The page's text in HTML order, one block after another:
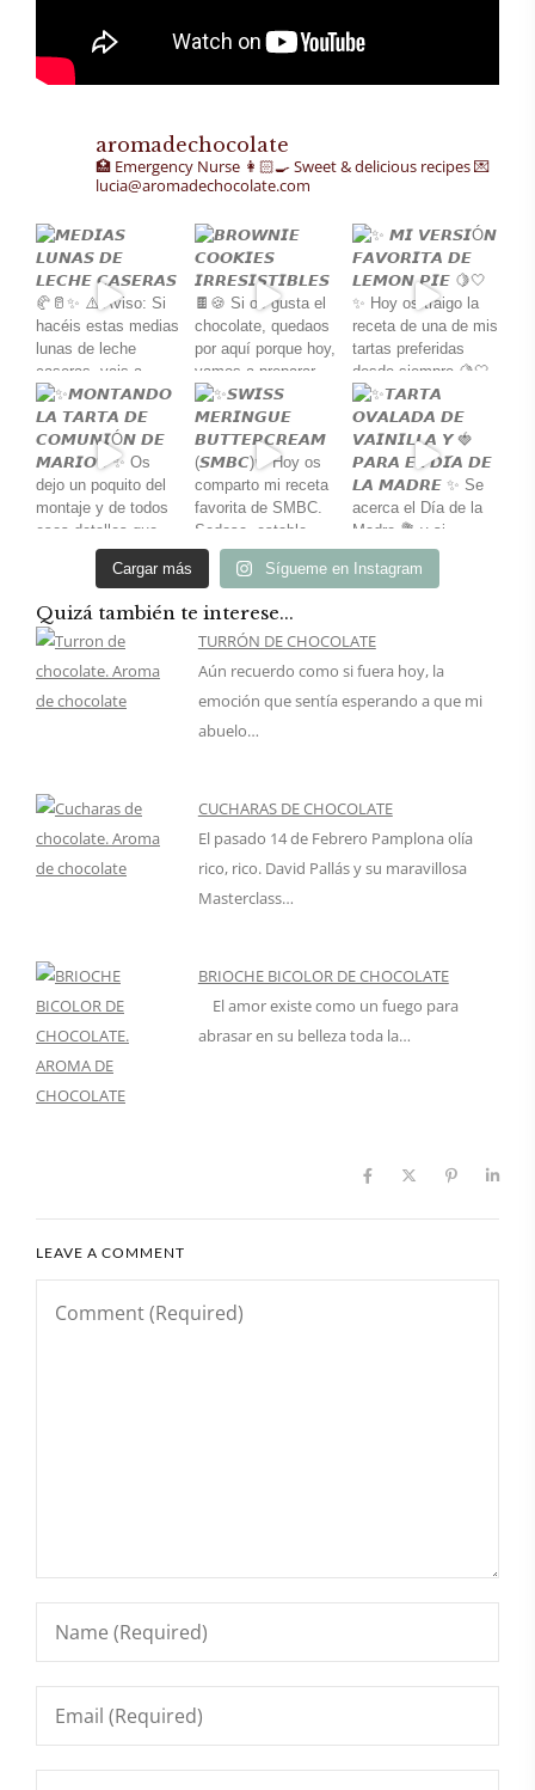
aromadechocolate
🏥 Emergency Nurse 👩🏻‍🍳 Sweet & delicious recipes💌
lucia@aromadechocolate.com
Cargar más Sígueme en Instagram
Quizá también te interese...
TURRÓN DE CHOCOLATE
Aún recuerdo como si fuera hoy, la
emoción que sentía esperando a que mi
abuelo…
CUCHARAS DE CHOCOLATE
El pasado 14 de Febrero Pamplona olía
rico, rico. David Pallás y su maravillosa
Masterclass…
BRIOCHE BICOLOR DE CHOCOLATE
El amor existe como un fuego para
abrasar en su belleza toda la…
LEAVE A COMMENT